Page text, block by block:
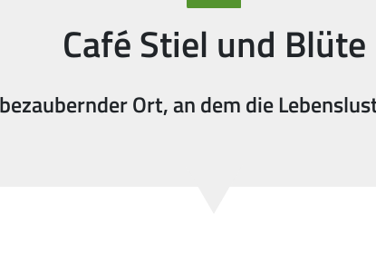
Café Stiel und Blüte
Ort, an dem die